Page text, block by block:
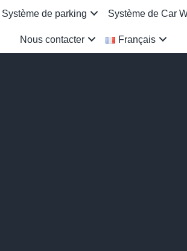
Système de parking Système de Car
Nous contacter Français